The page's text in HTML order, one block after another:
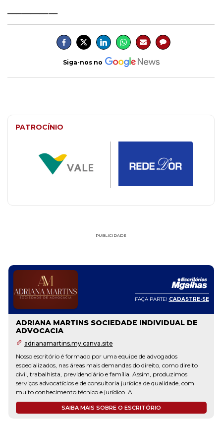
Siga-nos no
PATROCÍNIO
PUBLICIDADE
FAÇA PARTE! CADASTRE-SE
ADRIANA MARTINS SOCIEDADE INDIVIDUAL DE
ADVOCACIA
adrianamartins.my.canva.site
Nosso escritório é formado por uma equipe de advogados
especializados, nas áreas mais demandas do direito, como direito
civil, trabalhista, previdenciário e família. Assim, produzimos
serviços advocatícios e de consultoria jurídica de qualidade, com
muito conhecimento técnico e jurídico. A...
SAIBA MAIS SOBRE O ESCRITÓRIO